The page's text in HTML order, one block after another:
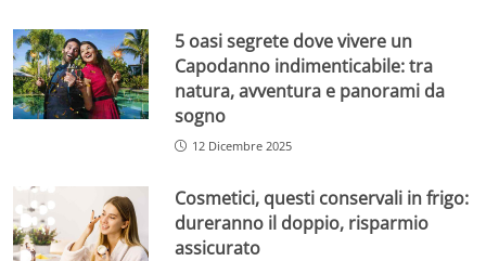
5 oasi segrete dove vivere un
Capodanno indimenticabile: tra
natura, avventura e panorami da
sogno
12 Dicembre 2025
Cosmetici, questi conservali in frigo:
dureranno il doppio, risparmio
assicurato